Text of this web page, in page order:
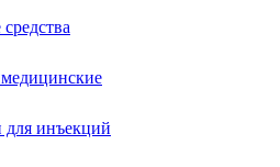
для инъекций